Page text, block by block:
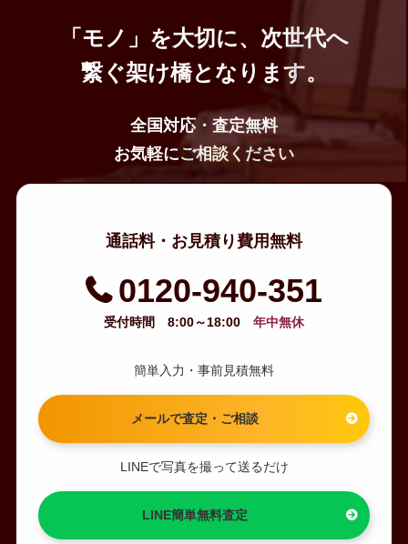
「モノ」を大切に、次世代へ
繋ぐ架け橋となります。
全国対応・査定無料
お気軽にご相談ください
通話料・お見積り費用無料
0120-940-351
受付時間 8:00～18:00 年中無休
簡単入力・事前見積無料
メールで査定・ご相談
LINEで写真を撮って送るだけ
LINE簡単無料査定